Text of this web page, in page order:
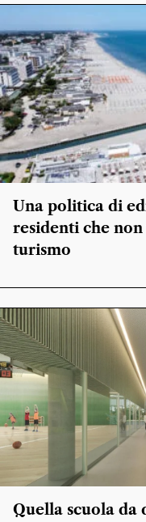
Una politica di
residenti che
turismo
Quella scuola da